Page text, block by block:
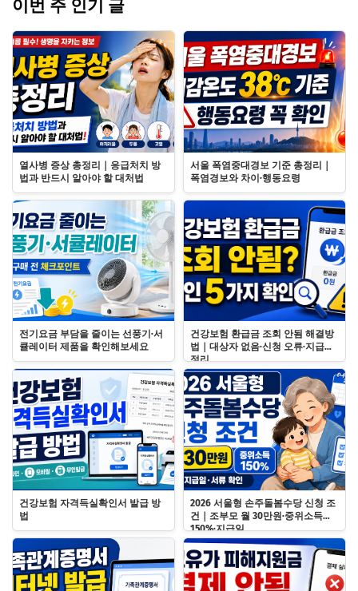
이번 주 인기 글
열사병 증상 총정리｜응급처치 방
법과 반드시 알아야 할 대처법
서울 폭염중대경보 기준 총정리｜
폭염경보와 차이·행동요령
전기요금 부담을 줄이는 선풍기·서
큘레이터 제품을 확인해보세요
건강보험 환급금 조회 안됨 해결방
법｜대상자 없음·신청 오류·지급일
정리
건강보험 자격득실확인서 발급 방
법
2026 서울형 손주돌봄수당 신청 조
건｜조부모 월 30만원·중위소득
150%·지급일